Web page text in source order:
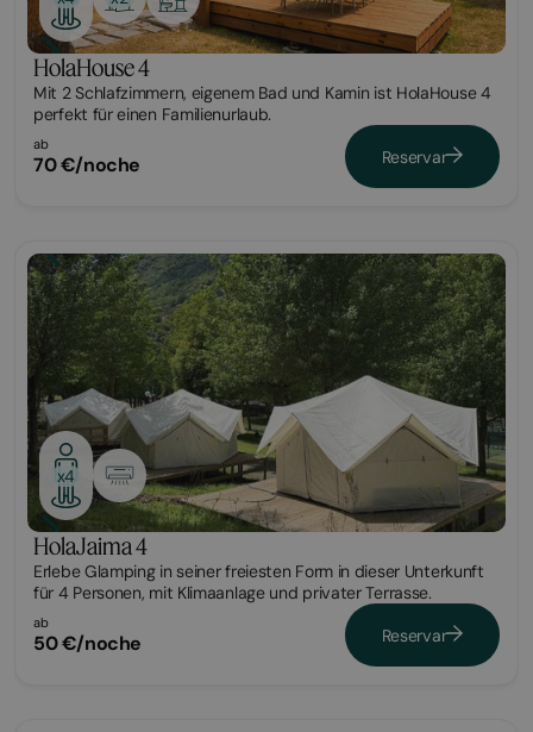
HolaHouse 4
Mit 2 Schlafzimmern, eigenem Bad und Kamin ist HolaHouse 4
perfekt für einen Familienurlaub.
ab
70 €/noche Reservar
Glamping
x4
HolaJaima 4
Erlebe Glamping in seiner freiesten Form in dieser Unterkunft
für 4 Personen, mit Klimaanlage und privater Terrasse.
ab
50 €/noche Reservar